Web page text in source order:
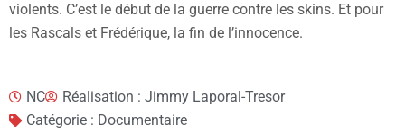
violents. C’est le début de la guerre contre les skins. Et pour
les Rascals et Frédérique, la fin de l’innocence.
NC
Réalisation : Jimmy Laporal-Tresor
Catégorie : Documentaire